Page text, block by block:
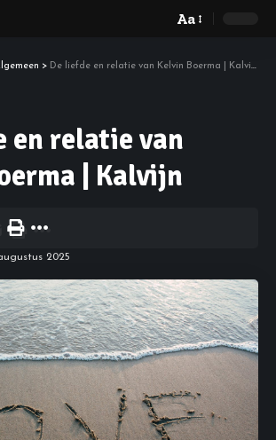
Aa
> De liefde en relatie van Kelvin Boerma | Kalvijn
en relatie van
| Kalvijn
2025